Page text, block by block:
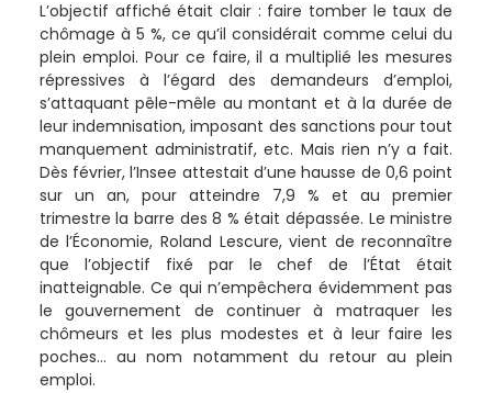
L’objectif affiché était clair : faire tomber le taux de
chômage à 5 %, ce qu’il considérait comme celui du
plein emploi. Pour ce faire, il a multiplié les mesures
répressives à l’égard des demandeurs d’emploi,
s’attaquant pêle-mêle au montant et à la durée de
leur indemnisation, imposant des sanctions pour tout
manquement administratif, etc. Mais rien n’y a fait.
Dès février, l’Insee attestait d’une hausse de 0,6 point
sur un an, pour atteindre 7,9 % et au premier
trimestre la barre des 8 % était dépassée. Le ministre
de l’Économie, Roland Lescure, vient de reconnaître
que l’objectif fixé par le chef de l’État était
inatteignable. Ce qui n’empêchera évidemment pas
le gouvernement de continuer à matraquer les
chômeurs et les plus modestes et à leur faire les
poches… au nom notamment du retour au plein
emploi.